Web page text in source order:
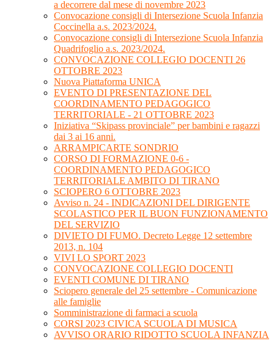
a decorrere dal mese di novembre 2023
Convocazione consigli di Intersezione Scuola Infanzia
Coccinella a.s. 2023/2024.
Convocazione consigli di Intersezione Scuola Infanzia
Quadrifoglio a.s. 2023/2024.
CONVOCAZIONE COLLEGIO DOCENTI 26
OTTOBRE 2023
Nuova Piattaforma UNICA
EVENTO DI PRESENTAZIONE DEL
COORDINAMENTO PEDAGOGICO
TERRITORIALE - 21 OTTOBRE 2023
Iniziativa “Skipass provinciale” per bambini e ragazzi
dai 3 ai 16 anni.
ARRAMPICARTE SONDRIO
CORSO DI FORMAZIONE 0-6 -
COORDINAMENTO PEDAGOGICO
TERRITORIALE AMBITO DI TIRANO
SCIOPERO 6 OTTOBRE 2023
Avviso n. 24 - INDICAZIONI DEL DIRIGENTE
SCOLASTICO PER IL BUON FUNZIONAMENTO
DEL SERVIZIO
DIVIETO DI FUMO. Decreto Legge 12 settembre
2013, n. 104
VIVI LO SPORT 2023
CONVOCAZIONE COLLEGIO DOCENTI
EVENTI COMUNE DI TIRANO
Sciopero generale del 25 settembre - Comunicazione
alle famiglie
Somministrazione di farmaci a scuola
CORSI 2023 CIVICA SCUOLA DI MUSICA
AVVISO ORARIO RIDOTTO SCUOLA INFANZIA